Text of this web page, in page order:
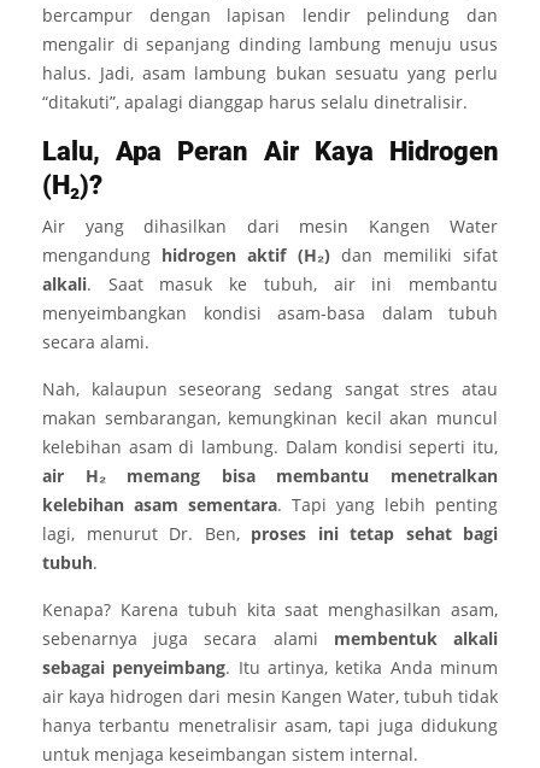
bercampur dengan lapisan lendir pelindung dan
mengalir di sepanjang dinding lambung menuju usus
halus. Jadi, asam lambung bukan sesuatu yang perlu
“ditakuti”, apalagi dianggap harus selalu dinetralisir.
Lalu, Apa Peran Air Kaya Hidrogen
(H₂)?
Air yang dihasilkan dari mesin Kangen Water
mengandung hidrogen aktif (H₂)dan memiliki sifat
alkali. Saat masuk ke tubuh, air ini membantu
menyeimbangkan kondisi asam-basa dalam tubuh
secara alami.
Nah, kalaupun seseorang sedang sangat stres atau
makan sembarangan, kemungkinan kecil akan muncul
kelebihan asam di lambung. Dalam kondisi seperti itu,
air H₂ memang bisa membantu menetralkan
kelebihan asam sementara. Tapi yang lebih penting
lagi, menurut Dr. Ben, proses ini tetap sehat bagi
tubuh.
Kenapa? Karena tubuh kita saat menghasilkan asam,
sebenarnya juga secara alami membentuk alkali
sebagai penyeimbang. Itu artinya, ketika Anda minum
air kaya hidrogen dari mesin Kangen Water, tubuh tidak
hanya terbantu menetralisir asam, tapi juga didukung
untuk menjaga keseimbangan sistem internal.